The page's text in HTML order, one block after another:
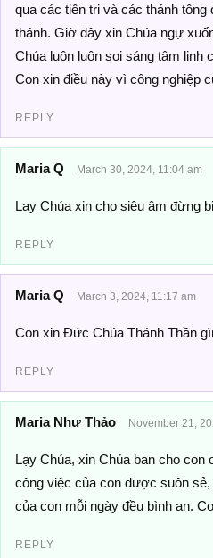
qua các tiên tri và các thánh tông
thánh. Giờ đây xin Chúa ngự
Chúa luôn luôn soi sáng tâm linh
Con xin điều này vì công nghiệp
REPLY
Maria Q March 30, 2024, 11:04 am
Lạy Chúa xin cho siêu âm đừng
REPLY
Maria Q March 3, 2024, 11:17 am
Con xin Đức Chúa Thánh Thần
REPLY
Maria Như Thảo November 21,
Lạy Chúa, xin Chúa ban cho con
công việc của con được suôn
của con mỗi ngày đều bình an.
REPLY